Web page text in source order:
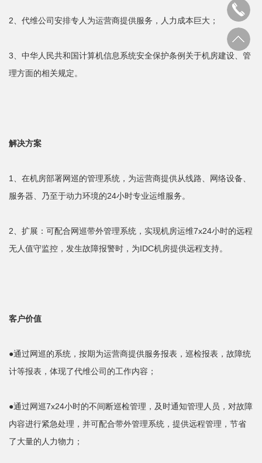
2、代维公司安排专人为运营商提供服务，人力成本巨大；
3、中华人民共和国计算机信息系统安全保护条例关于机房建设、管
理方面的相关规定。
解决方案
1、在机房部署网巡的管理系统，为运营商提供从线路、网络设备、
服务器、乃至于动力环境的24小时专业运维服务。
2、扩展：可配合网巡带外管理系统，实现机房运维7x24小时的远程
无人值守监控，发生故障报警时，为IDC机房提供远程支持。
客户价值
●通过网巡的系统，按期为运营商提供服务报表，巡检报表，故障统
计等报表，体现了代维公司的工作内容；
●通过网巡7x24小时的不间断巡检管理，及时通知管理人员，对故障
内容进行紧急处理，并可配合带外管理系统，提供远程管理，节省
了大量的人力物力；